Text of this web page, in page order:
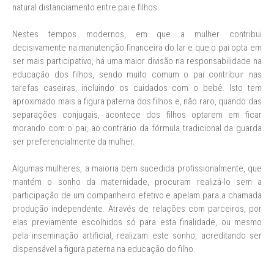
natural distanciamento entre pai e filhos.
Nestes tempos modernos, em que a mulher contribui
decisivamente na manutenção financeira do lar e que o pai opta em
ser mais participativo, há uma maior divisão na responsabilidade na
educação dos filhos, sendo muito comum o pai contribuir nas
tarefas caseiras, incluindo os cuidados com o bebê. Isto tem
aproximado mais a figura paterna dos filhos e, não raro, quando das
separações conjugais, acontece dos filhos optarem em ficar
morando com o pai, ao contrário da fórmula tradicional da guarda
ser preferencialmente da mulher.
Algumas mulheres, a maioria bem sucedida profissionalmente, que
mantém o sonho da maternidade, procuram realizá-lo sem a
participação de um companheiro efetivo e apelam para a chamada
produção independente. Através de relações com parceiros, por
elas previamente escolhidos só para esta finalidade, ou mesmo
pela inseminação artificial, realizam este sonho, acreditando ser
dispensável a figura paterna na educação do filho.